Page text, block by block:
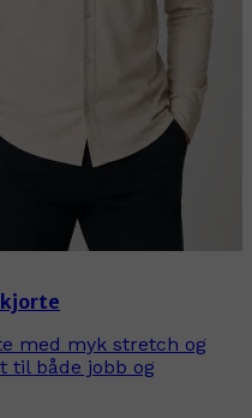
med myk stretch og
til både jobb og